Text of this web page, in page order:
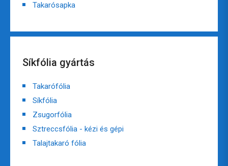
Takarósapka
Síkfólia gyártás
Takarófólia
Síkfólia
Zsugorfólia
Sztreccsfólia - kézi és gépi
Talajtakaró fólia